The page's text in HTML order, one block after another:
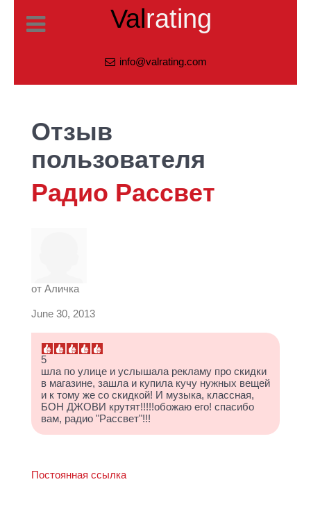
Valrating
info@valrating.com
Отзыв
пользователя
Радио Рассвет
от Аличка
June 30, 2013
5
шла по улице и услышала рекламу про скидки
в магазине, зашла и купила кучу нужных вещей
и к тому же со скидкой! И музыка, классная,
БОН ДЖОВИ крутят!!!!!обожаю его! спасибо
вам, радио "Рассвет"!!!
Постоянная ссылка